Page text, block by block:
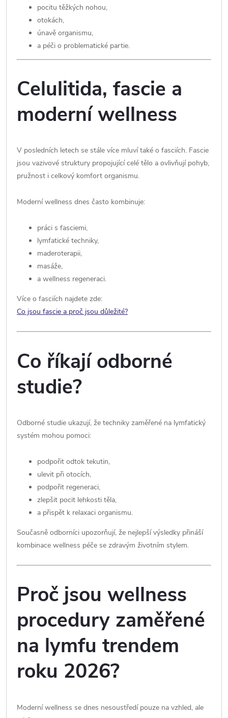
pocitu těžkých nohou,
otokách,
únavě organismu,
a péči o problematické partie.
Celulitida, fascie a
moderní wellness
V posledních letech se stále více mluví také o fasciích. Fascie
jsou vazivové struktury propojující celé tělo a ovlivňují pohyb,
pružnost i celkový komfort organismu.
Moderní wellness dnes často kombinuje:
práci s fasciemi,
lymfatické techniky,
maderoterapii,
masáže,
a wellness regeneraci.
Více o fasciích najdete zde:
Co jsou fascie a proč jsou důležité?
Co říkají odborné
studie?
Odborné studie ukazují, že techniky zaměřené na lymfatický
systém mohou pomoci:
podpořit odtok tekutin,
ulevit při otocích,
podpořit regeneraci,
zlepšit pocit lehkosti těla,
a přispět k relaxaci organismu.
Současně odborníci upozorňují, že nejlepší výsledky přináší
kombinace wellness péče se zdravým životním stylem.
Proč jsou wellness
procedury zaměřené
na lymfu trendem
roku 2026?
Moderní wellness se dnes nesoustředí pouze na vzhled, ale